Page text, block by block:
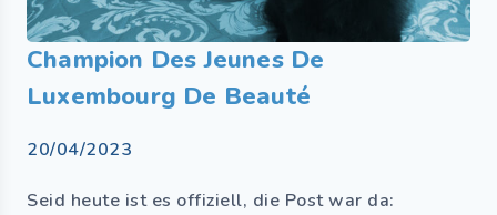
Champion Des Jeunes De
Luxembourg De Beauté
20/04/2023
Seid heute ist es offiziell, die Post war da: